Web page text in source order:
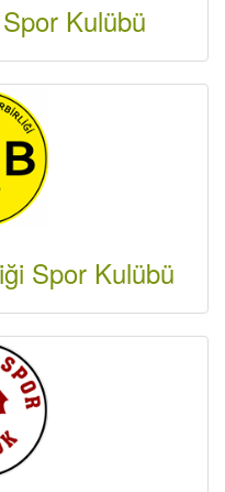
Kulübü
Spor Kulübü